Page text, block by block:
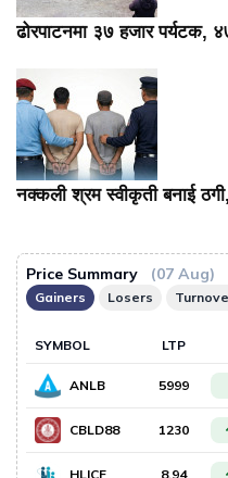
ढोरपाटनमा ३७ हजार पर्यटक,
नक्कली श्रम स्वीकृती बनाई